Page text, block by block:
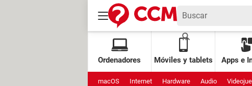
Ordenadores Móviles y tablets Apps e
macOS Internet Hardware Audio